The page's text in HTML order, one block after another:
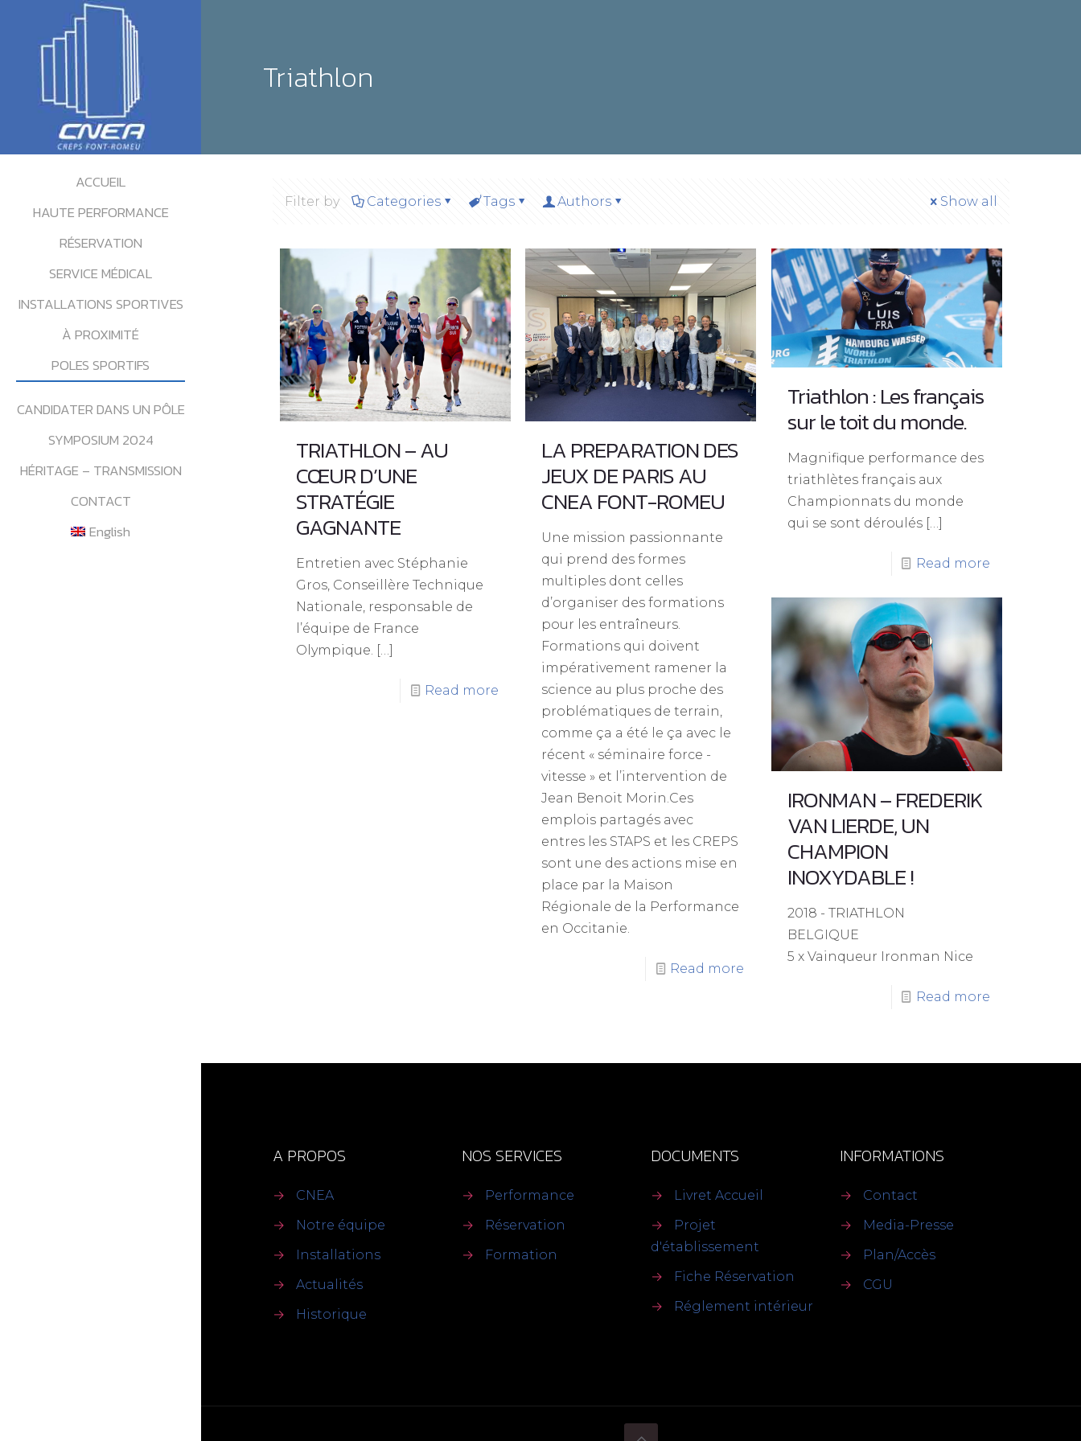
ACCUEIL
HAUTE PERFORMANCE
RÉSERVATION
SERVICE MÉDICAL
INSTALLATIONS SPORTIVES
À PROXIMITÉ
POLES SPORTIFS
CANDIDATER DANS UN PÔLE
SYMPOSIUM 2024
HÉRITAGE – TRANSMISSION
CONTACT
English
Triathlon
Filter by Categories Tags Authors Show all
TRIATHLON – AU
CŒUR D’UNE
STRATÉGIE
GAGNANTE
Entretien avec Stéphanie
Gros, Conseillère Technique
Nationale, responsable de
l’équipe de France
Olympique. […]
Read more
LA PREPARATION DES
JEUX DE PARIS AU
CNEA FONT-ROMEU
Une mission passionnante
qui prend des formes
multiples dont celles
d’organiser des formations
pour les entraîneurs.
Formations qui doivent
impérativement ramener la
science au plus proche des
problématiques de terrain,
comme ça a été le ça avec le
récent « séminaire force -
vitesse » et l’intervention de
Jean Benoit Morin.Ces
emplois partagés avec
entres les STAPS et les CREPS
sont une des actions mise en
place par la Maison
Régionale de la Performance
en Occitanie.
Read more
Triathlon : Les français
sur le toit du monde.
Magnifique performance des
triathlètes français aux
Championnats du monde
qui se sont déroulés[…]
Read more
IRONMAN – FREDERIK
VAN LIERDE, UN
CHAMPION
INOXYDABLE !
2018 - TRIATHLON
BELGIQUE
5 x Vainqueur Ironman Nice
Read more
A PROPOS
→
CNEA
→
Notre équipe
→
Installations
→
Actualités
→
Historique
NOS SERVICES
→
Performance
→
Réservation
→
Formation
DOCUMENTS
→
Livret Accueil
→
Projet
d'établissement
→
Fiche Réservation
→
Réglement intérieur
INFORMATIONS
→
Contact
→
Media-Presse
→
Plan/Accès
→
CGU